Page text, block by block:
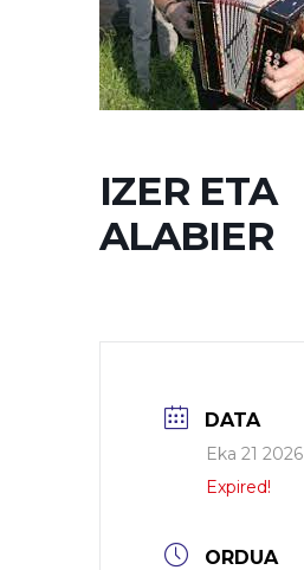
IZER ETA
ALABIER
DATA
Eka 21 2026
Expired!
ORDUA